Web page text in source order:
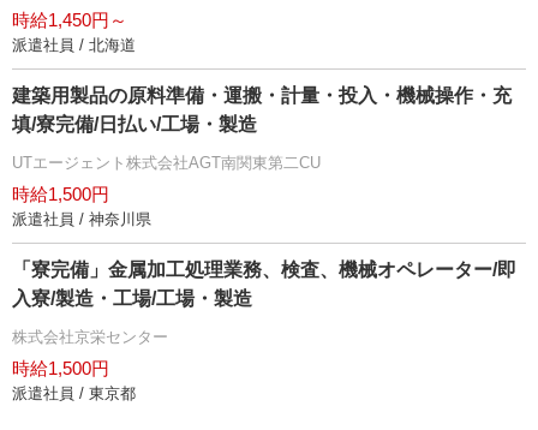
時給1,450円～
派遣社員 / 北海道
建築用製品の原料準備・運搬・計量・投入・機械操作・充
填/寮完備/日払い/工場・製造
UTエージェント株式会社AGT南関東第二CU
時給1,500円
派遣社員 / 神奈川県
「寮完備」金属加工処理業務、検査、機械オペレーター/即
入寮/製造・工場/工場・製造
株式会社京栄センター
時給1,500円
派遣社員 / 東京都